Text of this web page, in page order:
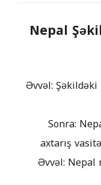
Nepal
Əvvəl:
Sonra:
axtarış
Əvvəl: Nepal